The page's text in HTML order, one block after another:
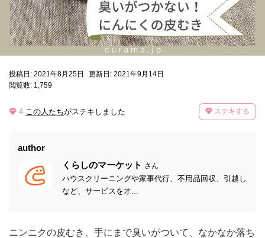
投稿日: 2021年8月25日
更新日: 2021年9月14日
閲覧数: 1,759
4 この人たちがステキしました ステキする
author
くらしのマーケット さん
ハウスクリーニングや家事代行、不用品回収、引越し
など、サービスをオ...
ニンニクの皮むき、手にまで臭いがついて、なかなか落ち